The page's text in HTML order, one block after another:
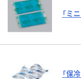
「ミ
「保